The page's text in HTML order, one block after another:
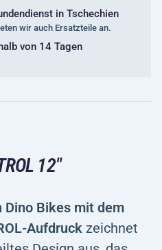
in Tschechien
wir auch Ersatzteile an.
von 14 Tagen
12"
Dino Bikes mit dem
Aufdruck zeichnet